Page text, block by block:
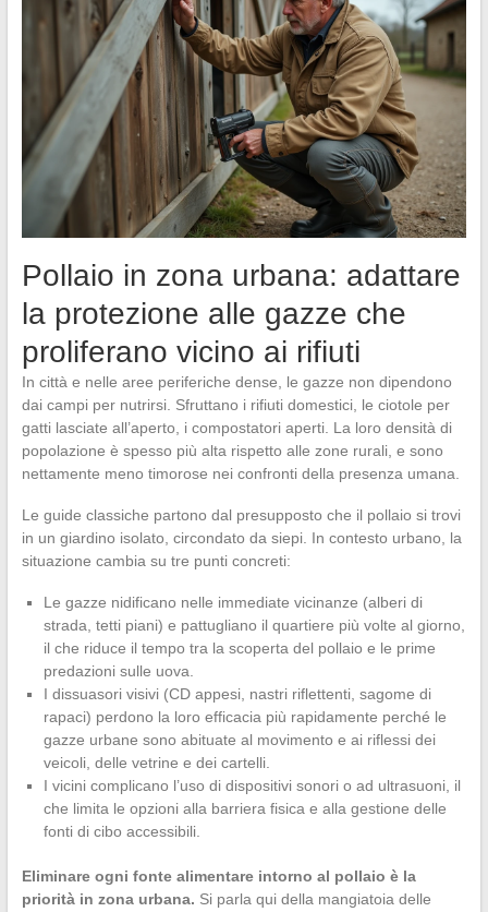
Pollaio in zona urbana: adattare
la protezione alle gazze che
proliferano vicino ai rifiuti
In città e nelle aree periferiche dense, le gazze non dipendono
dai campi per nutrirsi. Sfruttano i rifiuti domestici, le ciotole per
gatti lasciate all’aperto, i compostatori aperti. La loro densità di
popolazione è spesso più alta rispetto alle zone rurali, e sono
nettamente meno timorose nei confronti della presenza umana.
Le guide classiche partono dal presupposto che il pollaio si trovi
in un giardino isolato, circondato da siepi. In contesto urbano, la
situazione cambia su tre punti concreti:
Le gazze nidificano nelle immediate vicinanze (alberi di
strada, tetti piani) e pattugliano il quartiere più volte al giorno,
il che riduce il tempo tra la scoperta del pollaio e le prime
predazioni sulle uova.
I dissuasori visivi (CD appesi, nastri riflettenti, sagome di
rapaci) perdono la loro efficacia più rapidamente perché le
gazze urbane sono abituate al movimento e ai riflessi dei
veicoli, delle vetrine e dei cartelli.
I vicini complicano l’uso di dispositivi sonori o ad ultrasuoni, il
che limita le opzioni alla barriera fisica e alla gestione delle
fonti di cibo accessibili.
Eliminare ogni fonte alimentare intorno al pollaio è la
priorità in zona urbana. Si parla qui della mangiatoia delle